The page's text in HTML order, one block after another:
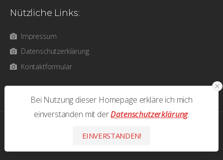
Nützliche Links:
Impressum
Datenschutzerklärung
Kontaktformular
photos & text © 2026 Olaf Bathke - All Rights Reserved
Bei Nutzung dieser Homepage erkläre ich mich
einverstanden mit derDatenschutzerklärung.
EINVERSTANDEN!